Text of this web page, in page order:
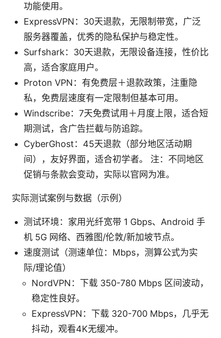
功能使用。
ExpressVPN：30天退款，无限制带宽，广泛
服务器覆盖，优秀的隐私保护与稳定性。
Surfshark：30天退款，无限设备连接，性价比
高，适合家庭用户。
Proton VPN：有免费层＋退款政策，注重隐
私，免费层速度有一定限制但基本可用。
Windscribe：7天免费试用＋月度上限，适合短
期测试，含广告拦截与防追踪。
CyberGhost：45天退款（部分地区活动期
间），友好界面，适合初学者。 注：不同地区
促销与条款会变动，实际以官网为准。
实际测试案例与数据（示例）
测试环境：家用光纤宽带 1 Gbps、Android 手
机 5G 网络、西雅图/伦敦/新加坡节点。
速度测试（测速单位：Mbps，测算公式为实
际/理论值）
NordVPN：下载 350-780 Mbps 区间波动，
稳定性良好。
ExpressVPN：下载 320-700 Mbps，几乎无
抖动，观看4K无缓冲。